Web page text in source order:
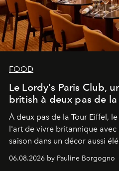
FOOD
Le Lordy's Paris Club,
british à deux pas de la
À deux pas de la Tour Eiffel,
l'art de vivre britannique avec
saison dans un décor aussi
06.08.2026 by Pauline Borgogno